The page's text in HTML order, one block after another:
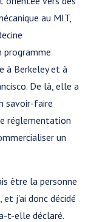
au MIT,
programme
à Berkeley et à
De là, elle a
savoir-faire
réglementation
un
être la personne
et j'ai donc décidé
t-elle déclaré.